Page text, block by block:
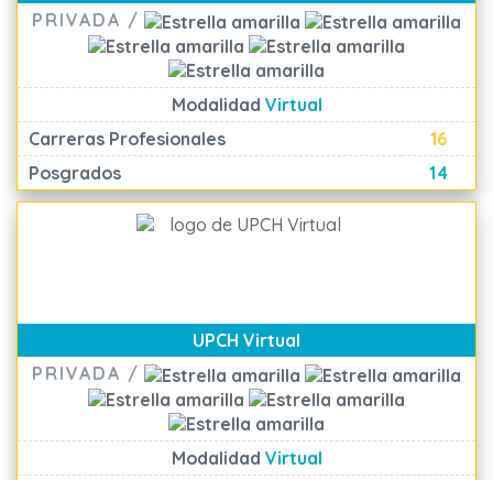
PRIVADA /
Modalidad Virtual
Carreras Profesionales
16
Posgrados
14
UPCH Virtual
PRIVADA /
Modalidad Virtual